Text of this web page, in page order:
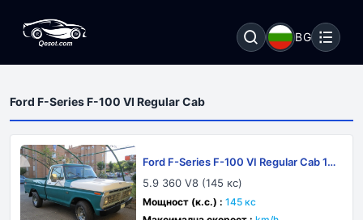
BG
Ford F-Series F-100 VI Regular Cab
Ford F-Series F-100 VI Regular Cab 19
73
5.9 360 V8 (145 кс)
Мощност (к.с.) : 145 кс